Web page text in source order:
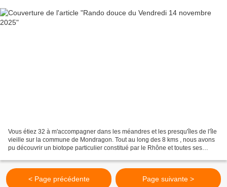
Vous étiez 32 à m'accompagner dans les méandres et les presqu'îles de l'île
vieille sur la commune de Mondragon. Tout au long des 8 kms , nous avons
pu découvrir un biotope particulier constitué par le Rhône et toutes ses
< Page précédente Page suivante >